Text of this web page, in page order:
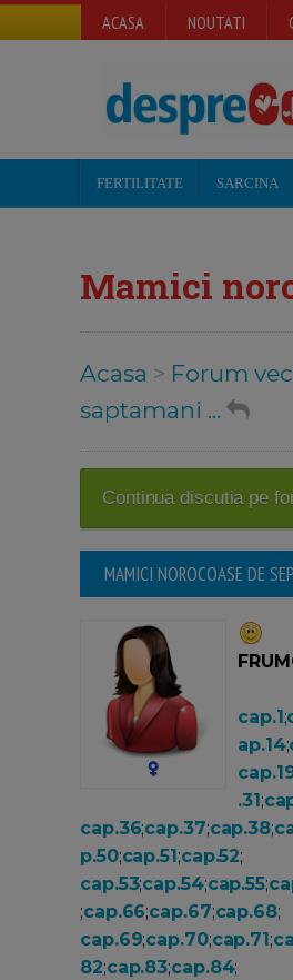
ACASA NOUTATI
FERTILITATE SARCINA
Mamici
Acasa > Forum
saptamani ...
Continua discutia pe
MAMICI NOROCOASE DE
cap.1;
ap.14;
.31;
cap.36;cap.37;cap.38;
p.50;cap.51;cap.52;
cap.53;cap.54;cap.55;
;cap.66;cap.67;cap.68;
cap.69;cap.70;cap.71;
82;cap.83;cap.84;